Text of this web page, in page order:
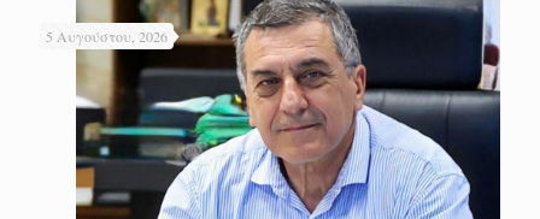
5 Αυγούστου, 2026